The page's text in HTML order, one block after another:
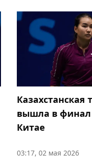
Казахстанская
вышла в финал
Китае
03:17, 02 мая 2026